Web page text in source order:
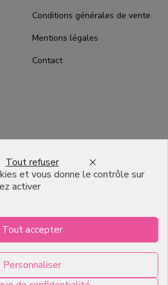
Conditions générales de vente
Mentions légales
Contact
et vous donne le contrôle sur
activer
Tout accepter
Tout refuser
Personnaliser